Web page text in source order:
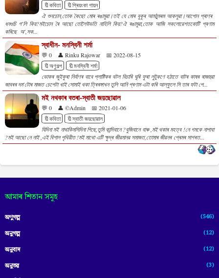
🔖কবিতা
🔖প্ৰিয়ংকা গায়ন
ঐ শুনচোন,তোক কৈছো মোৰ ৰঙামুৱা।তই যে মোৰ বুকুৰ আমঠুমৰম আকলুৱা।আপোন প্ৰাণৰ
ধনগুচি গ'লি কিয়?মইচোন ৰৈ আছো তোলৈউভতি নাহিলি কিয়?ঐ ৰঙামুৱা,তোক আজি সকলোৱেশতকোটি প্ৰণাম
কৰিছে অ',সক...
স্বাধীন- মনস্বিনী শৰ্মা
💬 0 👤 Rinku Rajowar
📅 2022-08-15
🔖অণুগল্প
🔖মনস্বিনী শৰ্মা
ভোকৰ জুইকুৰা নিৰ্বাণৰ বাবে প্লাষ্টিকৰ বটল বিচাৰি ঘূৰি ফুৰা লুটুকণে হঠাতে বাটৰ কাষৰ ৰাজহুৱা
জাবৰৰ দম'টোৰ মাজত চেপেটা খাই সোমাই থকা ত্ৰিৰঙ্গাখন তুলি আনি প্ৰণাম এটা কৰি আল্‌ফুলে সি তাৰ ফটা পে...
মই নথকাৰ বতৰা-স্বাতী জয়ছোৱাল
💬 0 👤 ©Admin
📅 2021-01-06
🔖কবিতা
🔖স্বাতী জয়ছোৱাল
যিদিনা মই নাথাকিমসিদিনা পিছে,তুমি কান্দিবানে ?বুজিবানে বাৰু ,মই থকাৰ মহত্ব !নে গমকে নাপাবা
?মই আছো নে নাই ,এই বিশাল পৃথিৱীত !মই মাথো এটি ক্ষুদ্ৰ জীৱমানৱ সমাজত,তোমাৰ জীৱনৰ প্ৰেমৰ সাগৰত...
আমাৰ শিতান সমূহ
অণুগল্প (546)
অনুগল্প (12)
অনুবাদ (12)
অনুভৱ (3)